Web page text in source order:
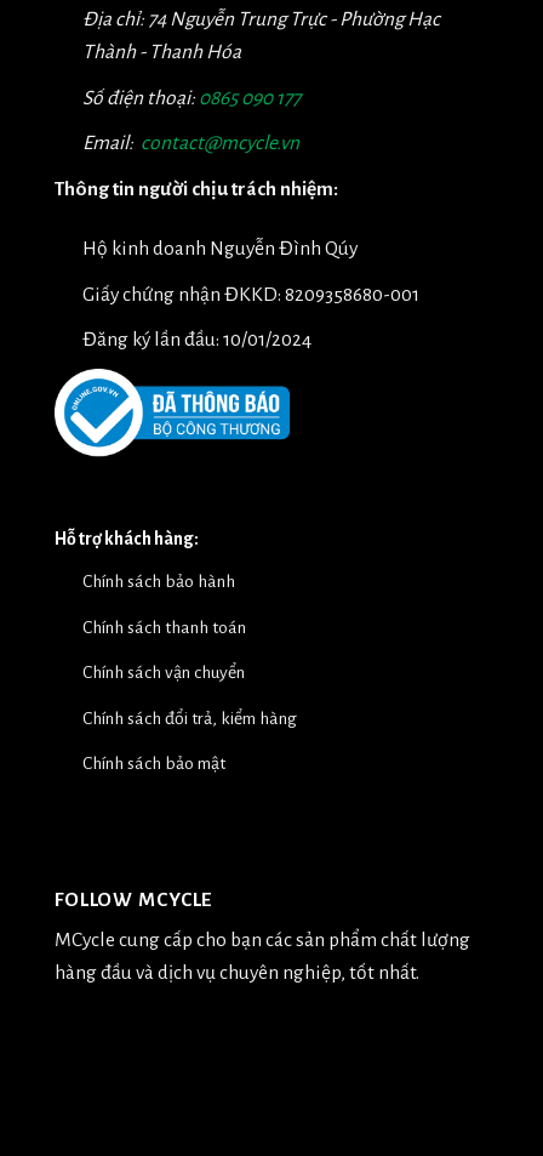
Địa chỉ: 74 Nguyễn Trung Trực - Phường Hạc
Thành - Thanh Hóa
Số điện thoại: 0865 090 177
Email: contact@mcycle.vn
Thông tin người chịu trách nhiệm:
Hộ kinh doanh Nguyễn Đình Qúy
Giấy chứng nhận ĐKKD: 8209358680-001
Đăng ký lần đầu: 10/01/2024
Hỗ trợ khách hàng:
Chính sách bảo hành
Chính sách thanh toán
Chính sách vận chuyển
Chính sách đổi trả, kiểm hàng
Chính sách bảo mật
FOLLOW MCYCLE
MCycle cung cấp cho bạn các sản phẩm chất lượng
hàng đầu và dịch vụ chuyên nghiệp, tốt nhất.